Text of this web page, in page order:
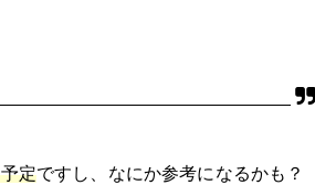
定ですし、なにか参考になるかも？